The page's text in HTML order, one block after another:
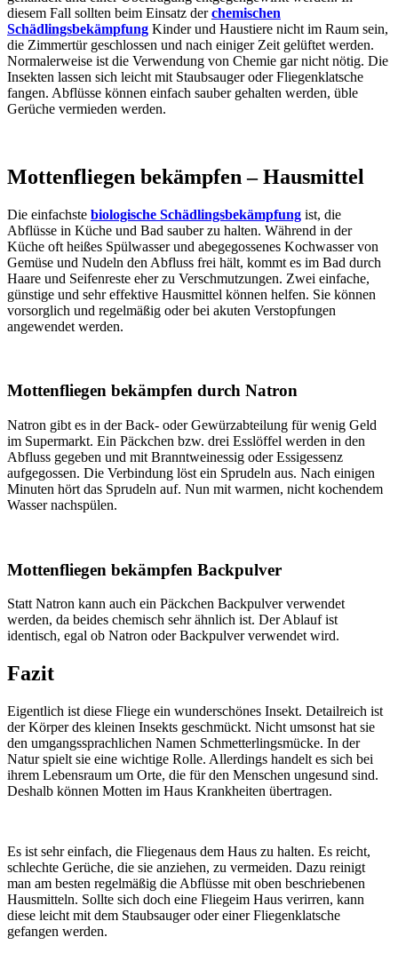
diesem Fall sollten beim Einsatz derchemischen
Schädlingsbekämpfung Kinder und Haustiere nicht im Raum sein,
die Zimmertür geschlossen und nach einiger Zeit gelüftet werden.
Normalerweise ist die Verwendung von Chemie gar nicht nötig. Die
Insekten lassen sich leicht mit Staubsauger oder Fliegenklatsche
fangen. Abflüsse können einfach sauber gehalten werden, üble
Gerüche vermieden werden.
Mottenfliegen bekämpfen – Hausmittel
Die einfachste biologische Schädlingsbekämpfung ist, die
Abflüsse in Küche und Bad sauber zu halten. Während in der
Küche oft heißes Spülwasser und abegegossenes Kochwasser von
Gemüse und Nudeln den Abfluss frei hält, kommt es im Bad durch
Haare und Seifenreste eher zu Verschmutzungen. Zwei einfache,
günstige und sehr effektive Hausmittel können helfen. Sie können
vorsorglich und regelmäßig oder bei akuten Verstopfungen
angewendet werden.
Mottenfliegen bekämpfen durch Natron
Natron gibt es in der Back- oder Gewürzabteilung für wenig Geld
im Supermarkt. Ein Päckchen bzw. drei Esslöffel werden in den
Abfluss gegeben und mit Branntweinessig oder Essigessenz
aufgegossen. Die Verbindung löst ein Sprudeln aus. Nach einigen
Minuten hört das Sprudeln auf. Nun mit warmen, nicht kochendem
Wasser nachspülen.
Mottenfliegen bekämpfen Backpulver
Statt Natron kann auch ein Päckchen Backpulver verwendet
werden, da beides chemisch sehr ähnlich ist. Der Ablauf ist
identisch, egal ob Natron oder Backpulver verwendet wird.
Fazit
Eigentlich ist diese Fliege ein wunderschönes Insekt. Detailreich ist
der Körper des kleinen Insekts geschmückt. Nicht umsonst hat sie
den umgangssprachlichen Namen Schmetterlingsmücke. In der
Natur spielt sie eine wichtige Rolle. Allerdings handelt es sich bei
ihrem Lebensraum um Orte, die für den Menschen ungesund sind.
Deshalb können Motten im Haus Krankheiten übertragen.
Es ist sehr einfach, die Fliegenaus dem Haus zu halten. Es reicht,
schlechte Gerüche, die sie anziehen, zu vermeiden. Dazu reinigt
man am besten regelmäßig die Abflüsse mit oben beschriebenen
Hausmitteln. Sollte sich doch eine Fliegeim Haus verirren, kann
diese leicht mit dem Staubsauger oder einer Fliegenklatsche
gefangen werden.